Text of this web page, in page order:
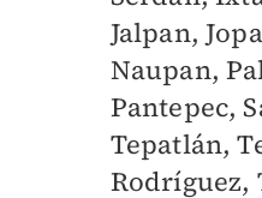
Jalpan,
Naupan,
Pantepec,
Tepatlán,
Rodríguez,